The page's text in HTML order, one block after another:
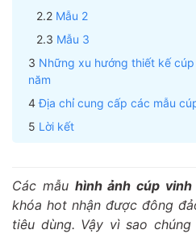
Mẫu 2
Mẫu 3
Những xu hướng thiết kế
năm
Địa chỉ cung cấp các mẫu
Lời kết
Các mẫu hình ảnh cúp vinh
khóa hot nhận được đông
tiêu dùng. Vậy vì sao